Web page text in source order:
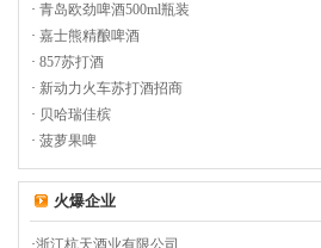
· 青岛欧劲啤酒500ml瓶装
· 嘉士熊精酿啤酒
· 857苏打酒
· 新动力火车苏打酒招商
· 贝哈瑞佳槟
· 菠萝果啤
火爆企业
·浙江杭天酒业有限公司